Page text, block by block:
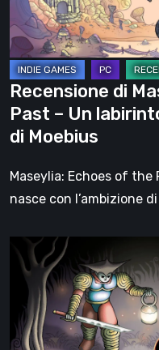
Past
–
Un
labirinto
verticale
con
l’anima
di
Recensione di
Past – Un
di Moebius
Maseylia: Echoes of
nasce con l’ambizione
Cesto
Recensione:
la